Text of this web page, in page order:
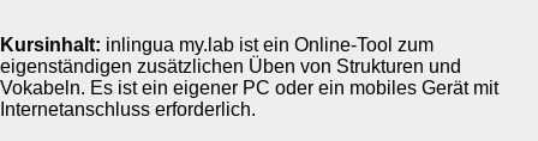
Kursinhalt: inlingua my.lab ist ein Online-Tool zum
eigenständigen zusätzlichen Üben von Strukturen und
Vokabeln. Es ist ein eigener PC oder ein mobiles Gerät mit
Internetanschluss erforderlich.